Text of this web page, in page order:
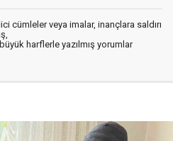
cümleler veya imalar, inançlara saldırı
harflerle yazılmış yorumlar